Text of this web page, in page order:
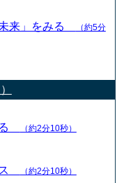
来」をみる
（約5分
る （約2分10秒）
ス （約2分10秒）